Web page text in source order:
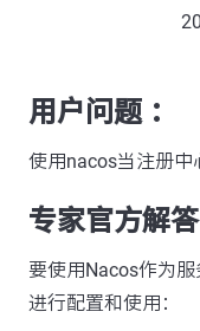
用户问题 ：
使用nacos当注册中
专家官方解答
要使用Nacos作为
进行配置和使用：